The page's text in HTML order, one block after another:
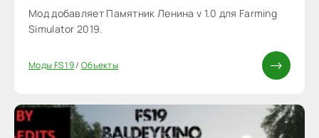
Мод добавляет Памятник Ленина v 1.0 для Farming
Simulator 2019.
Моды FS 19/ Объекты